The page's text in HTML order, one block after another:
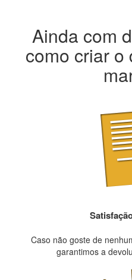
Ainda com
como criar o
Caso não goste de
garantimos a